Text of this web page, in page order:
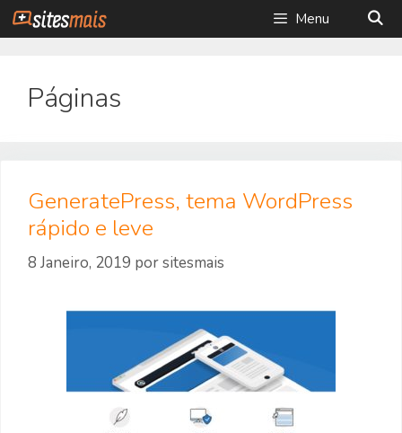
Saltar
para
Menu
Páginas
GeneratePress, tema WordPress
rápido e leve
8 Janeiro, 2019 porsitesmais